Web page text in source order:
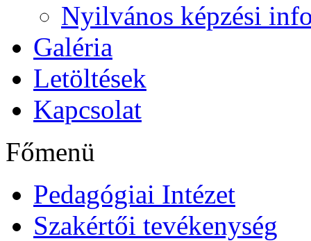
Nyilvános képzési
Galéria
Letöltések
Kapcsolat
Főmenü
Pedagógiai Intézet
Szakértői tevékenység